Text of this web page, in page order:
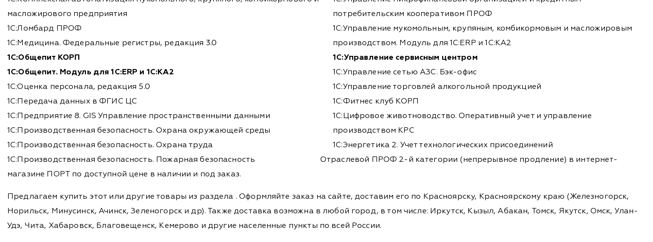
масложирового предприятия
1С:Ломбард ПРОФ
1С:Медицина. Федеральные регистры, редакция 3.0
1С:Общепит КОРП
1С:Общепит. Модуль для 1С:ERP и 1С:КА2
1С:Оценка персонала, редакция 5.0
1С:Передача данных в ФГИС ЦС
1С:Предприятие 8. GIS Управление пространственными данными
1С:Производственная безопасность. Охрана окружающей среды
1С:Производственная безопасность. Охрана труда
1С:Производственная безопасность. Пожарная безопасность
потребительским кооперативом ПРОФ
1С:Управление мукомольным, крупяным, комбикормовым и масложировым
производством. Модуль для 1С:ERP и 1С:КА2
1С:Управление сервисным центром
1С:Управление сетью АЗС. Бэк-офис
1С:Управление торговлей алкогольной продукцией
1С:Фитнес клуб КОРП
1С:Цифровое животноводство. Оперативный учет и управление
производством КРС
1С:Энергетика 2. Учет технологических присоединений
Отраслевой ПРОФ 2-й категории (непрерывное продление) в интернет-
магазине ПОРТ по доступной цене в наличии и под заказ.
Предлагаем купить этот или другие товары из раздела . Оформляйте заказ на сайте, доставим его по Красноярску, Красноярскому краю (Железногорск,
Норильск, Минусинск, Ачинск, Зеленогорск и др). Также доставка возможна в любой город, в том числе: Иркутск, Кызыл, Абакан, Томск, Якутск, Омск, Улан-
Удэ, Чита, Хабаровск, Благовещенск, Кемерово и другие населенные пункты по всей России.